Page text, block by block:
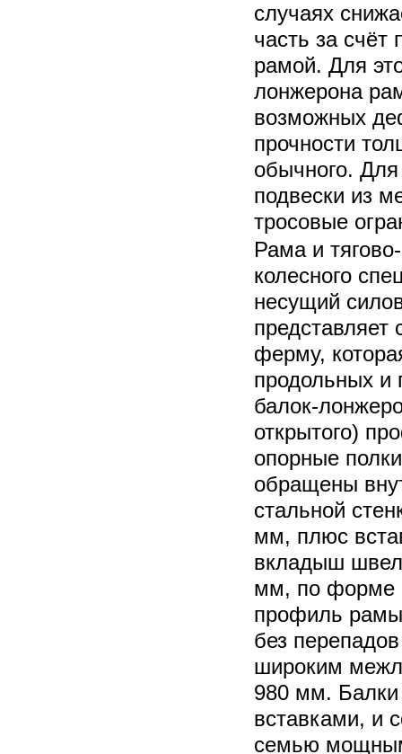
случаях
часть за счёт
рамой. Для
лонжерона
возможных
прочности
обычного.
подвески из
тросовые
Рама и
колесного
несущий
представляет
ферму,
продольных и
балок-
открытого)
опорные
обращены
стальной
мм, плюс
вкладыш
мм, по форме
профиль
без
широким
980 мм.
вставками, и
семью